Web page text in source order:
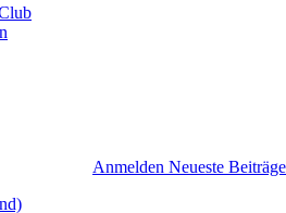
Anmelden Neueste Beiträge